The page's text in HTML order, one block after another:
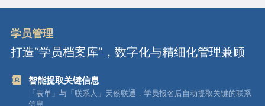
学员管理
打造“学员档案库”，数字化与精细化管理兼顾
智能提取关键信息
「表单」与「联系人」天然联通，学员报名后自动提取关键的联系
信息